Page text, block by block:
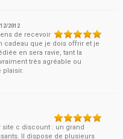
2012
de recevoir
cadeau que je dois offrir et je
en sera ravie, tant la
très agréable ou
plaisir.
c discount : un grand
Il dispose de plusieurs